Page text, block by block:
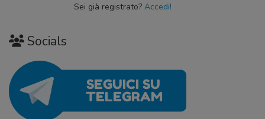
Sei già registrato? Accedi!
Socials